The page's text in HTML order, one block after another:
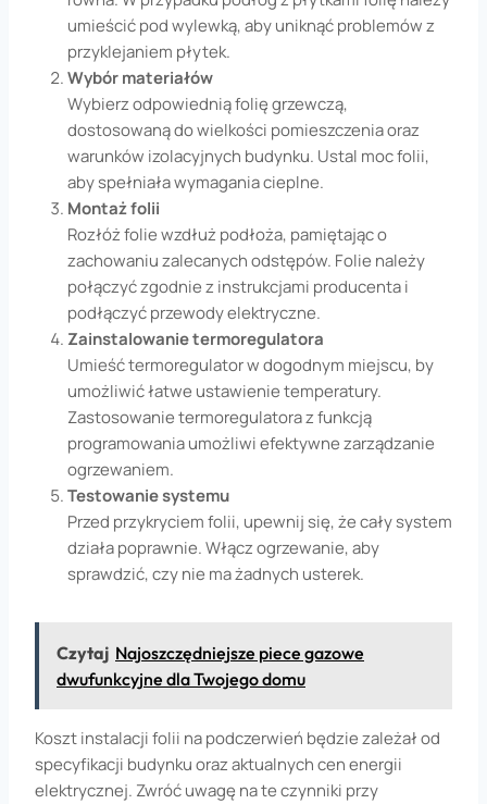
umieścić pod wylewką, aby uniknąć problemów z
przyklejaniem płytek.
Wybór materiałów
Wybierz odpowiednią folię grzewczą,
dostosowaną do wielkości pomieszczenia oraz
warunków izolacyjnych budynku. Ustal moc folii,
aby spełniała wymagania cieplne.
Montaż folii
Rozłóż folie wzdłuż podłoża, pamiętając o
zachowaniu zalecanych odstępów. Folie należy
połączyć zgodnie z instrukcjami producenta i
podłączyć przewody elektryczne.
Zainstalowanie termoregulatora
Umieść termoregulator w dogodnym miejscu, by
umożliwić łatwe ustawienie temperatury.
Zastosowanie termoregulatora z funkcją
programowania umożliwi efektywne zarządzanie
ogrzewaniem.
Testowanie systemu
Przed przykryciem folii, upewnij się, że cały system
działa poprawnie. Włącz ogrzewanie, aby
sprawdzić, czy nie ma żadnych usterek.
Czytaj Najoszczędniejsze piece gazowe
dwufunkcyjne dla Twojego domu
Koszt instalacji folii na podczerwień będzie zależał od
specyfikacji budynku oraz aktualnych cen energii
elektrycznej. Zwróć uwagę na te czynniki przy